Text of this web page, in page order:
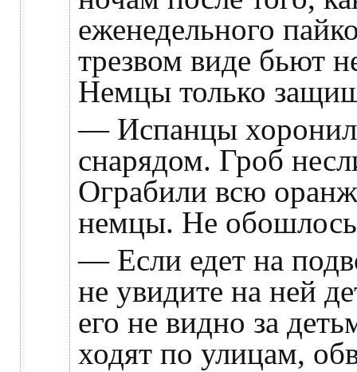
еженедельного
трезвом виде бьют
Немцы только
— Испанцы
снарядом. Гроб
Ограбили всю
немцы. Не обошлось
— Если едет на
не увидите на ней
его не видно за
ходят по улицам,